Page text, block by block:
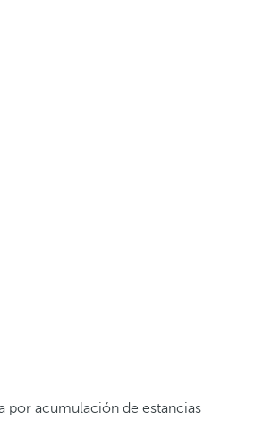
por acumulación de estancias